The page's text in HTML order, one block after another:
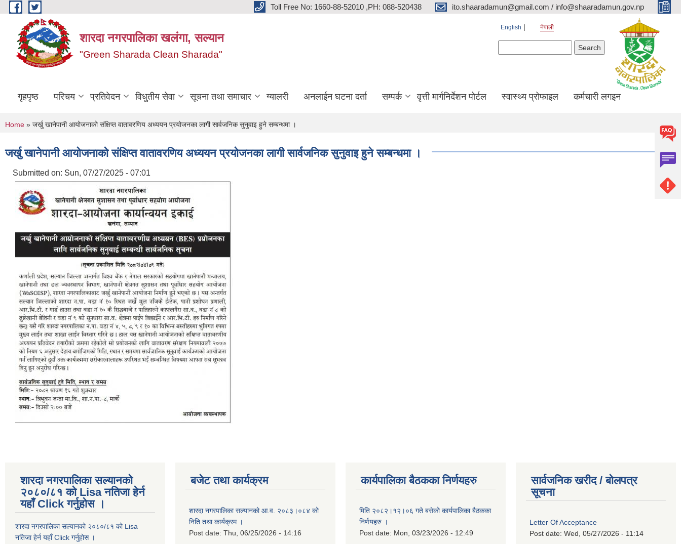
Skip to main content Toll Free No: 1660-88-52010 ,PH: 088-520438 ito.shaaradamun@gmail.com / info@shaaradamun.gov.np
शारदा नगरपालिका खलंगा, सल्यान
"Green Sharada Clean Sharada"
English नेपाली
गृहपृष्ठ परिचय प्रतिवेदन विधुतीय सेवा सूचना तथा समाचार ग्यालरी अनलाईन घटना दर्ता सम्पर्क वृत्ती मार्गनिर्देशन पोर्टल स्वास्थ्य प्रोफाइल कर्मचारी लगइन
You are here
Home » जर्खु खानेपानी आयोजनाको संक्षिप्त वातावरणिय अध्ययन प्रयोजनका लागी सार्वजनिक सुनुवाइ हुने सम्बन्धमा ।
जर्खु खानेपानी आयोजनाको संक्षिप्त वातावरणिय अध्ययन प्रयोजनका लागी सार्वजनिक सुनुवाइ हुने सम्बन्धमा ।
Submitted on: Sun, 07/27/2025 - 07:01
शारदा नगरपालिका सल्यानको
२०८०/८१ को Lisa नतिजा हेर्न
यहाँ Click गर्नुहोस ।
शारदा नगरपालिका सल्यानको २०८०/८१ को Lisa
नतिजा हेर्न यहाँ Click गर्नुहोस ।
बजेट तथा कार्यक्रम
शारदा नगरपालिका सल्यानको आ.व. २०८३।०८४ को
निति तथा कार्यक्रम ।
Post date: Thu, 06/25/2026 - 14:16
कार्यपालिका बैठकका निर्णयहरु
मिति २०८२।१२।०६ गते बसेको कार्यपालिका बैठकका
निर्णयहरु ।
Post date: Mon, 03/23/2026 - 12:49
सार्वजनिक खरीद / बोलपत्र
सूचना
Letter Of Acceptance
Post date: Wed, 05/27/2026 - 11:14